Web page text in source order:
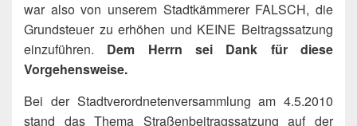
war also von unserem Stadtkämmerer FALSCH, die
Grundsteuer zu erhöhen und KEINE Beitragssatzung
einzuführen.
Dem Herrn sei Dank für diese
Vorgehensweise.
Bei der Stadtverordnetenversammlung am 4.5.2010
stand das Thema Straßenbeitragssatzung auf der